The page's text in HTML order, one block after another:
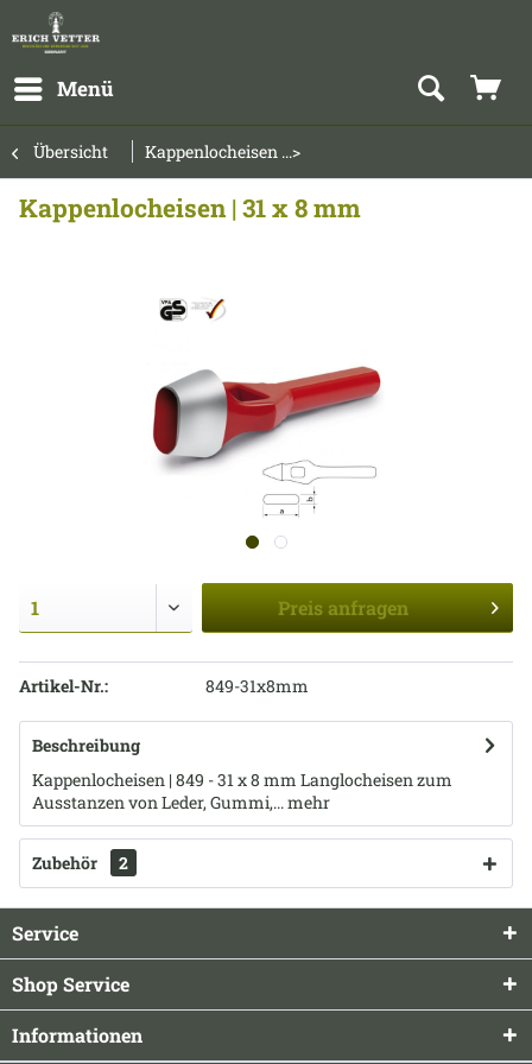
Menü
Übersicht Kappenlocheisen ...>
Kappenlocheisen | 31 x 8 mm
Preis anfragen
Artikel-Nr.: 849-31x8mm
Beschreibung
Kappenlocheisen | 849 - 31 x 8 mm Langlocheisen zum
Ausstanzen von Leder, Gummi,...mehr
Zubehör 2
Service
Shop Service
Informationen